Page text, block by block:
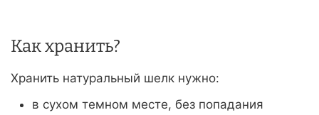
Как хранить?
Хранить натуральный шелк нужно:
в сухом темном месте, без попадания